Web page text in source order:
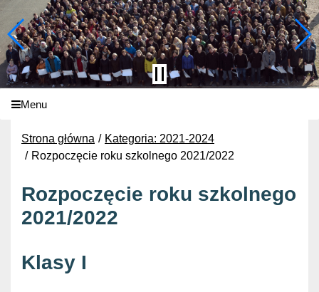
Menu
Strona główna
Kategoria: 2021-2024
Rozpoczęcie roku szkolnego 2021/2022
Rozpoczęcie roku szkolnego
2021/2022
Klasy I